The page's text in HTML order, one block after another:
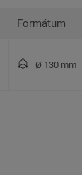
Formátum
Ø 130 mm